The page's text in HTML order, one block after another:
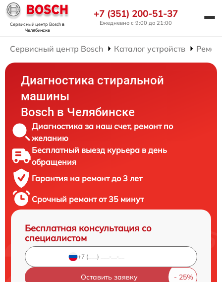
Сервисный центр Boschв
Челябинске
+7 (351) 200-51-37
Ежедневно с 9:00 до 21:00
Сервисный центр Bosch Каталог устройств
Диагностика стиральной
машины
Bosch в Челябинске
Диагностика за наш счет, ремонт по
желанию
Бесплатный выезд курьера в день
обращения
Гарантия на ремонт до 3 лет
Срочный ремонт от 35 минут
Бесплатная консультация со
специалистом
Оставить заявку